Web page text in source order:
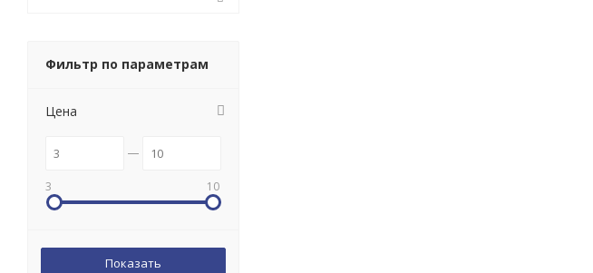
Фильтр по параметрам
Цена
3 10